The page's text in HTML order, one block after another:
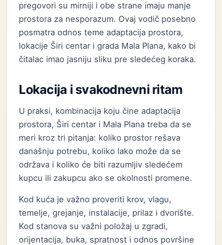
pregovori su mirniji i obe strane imaju manje
prostora za nesporazum. Ovaj vodič posebno
posmatra odnos teme adaptacija prostora,
lokacije Širi centar i grada Mala Plana, kako bi
čitalac imao jasniju sliku pre sledećeg koraka.
Lokacija i svakodnevni ritam
U praksi, kombinacija koju čine adaptacija
prostora, Širi centar i Mala Plana treba da se
meri kroz tri pitanja: koliko prostor rešava
današnju potrebu, koliko lako može da se
održava i koliko će biti razumljiv sledećem
kupcu ili zakupcu ako se okolnosti promene.
Kod kuća je važno proveriti krov, vlagu,
temelje, grejanje, instalacije, prilaz i dvorište.
Kod stanova su važni položaj u zgradi,
orijentacija, buka, spratnost i odnos površine